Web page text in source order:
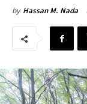
by Hassan M. Nada